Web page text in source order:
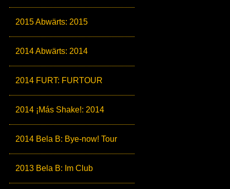
2015 Abwärts: 2015
2014 Abwärts: 2014
2014 FURT: FURTOUR
2014 ¡Más Shake!: 2014
2014 Bela B: Bye-now! Tour
2013 Bela B: Im Club